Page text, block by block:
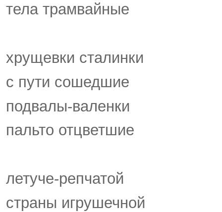
тела трамвайные
хрущевки сталинки
с пути сошедшие
подвалы-валенки
пальто отцветшие
летуче-репчатой
страны игрушечной